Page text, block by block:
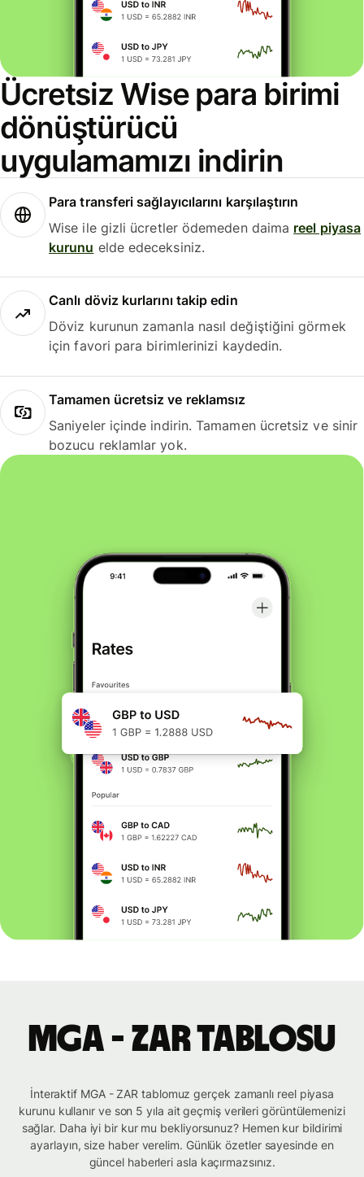
Ücretsiz Wise para birimi
dönüştürücü
uygulamamızı indirin
Para transferi sağlayıcılarını karşılaştırın
Wise ile gizli ücretler ödemeden daima reel piyasa
kurunu elde edeceksiniz.
Canlı döviz kurlarını takip edin
Döviz kurunun zamanla nasıl değiştiğini görmek
için favori para birimlerinizi kaydedin.
Tamamen ücretsiz ve reklamsız
Saniyeler içinde indirin. Tamamen ücretsiz ve sinir
bozucu reklamlar yok.
MGA - ZAR tablosu
İnteraktif MGA - ZAR tablomuz gerçek zamanlı reel piyasa
kurunu kullanır ve son 5 yıla ait geçmiş verileri görüntülemenizi
sağlar. Daha iyi bir kur mu bekliyorsunuz? Hemen kur bildirimi
ayarlayın, size haber verelim. Günlük özetler sayesinde en
güncel haberleri asla kaçırmazsınız.